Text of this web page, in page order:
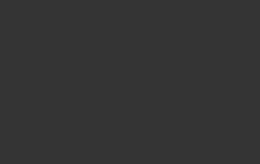
la grille plus grande permet une
de motifs multi-unités.